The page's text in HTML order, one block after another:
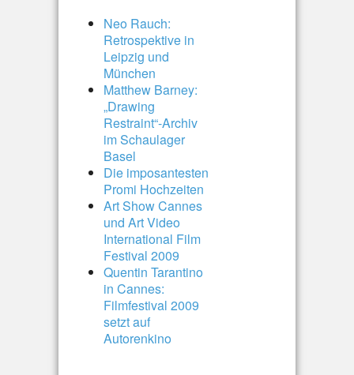
Neo Rauch:
Retrospektive in
Leipzig und
München
Matthew Barney:
„Drawing
Restraint“-Archiv
im Schaulager
Basel
Die imposantesten
Promi Hochzeiten
Art Show Cannes
und Art Video
International Film
Festival 2009
Quentin Tarantino
in Cannes:
Filmfestival 2009
setzt auf
Autorenkino